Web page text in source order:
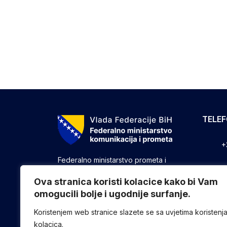
Ova stranica koristi kolacice kako bi Vam
omogucili bolje i ugodnije surfanje.
Koristenjem web stranice slazete se sa uvjetima koristenja
kolacica.
Federalno ministarstvo prometa i
druge poslove utvrđene zakonom koji
se odnose na ostvarivanje nadležnosti
Federacije u oblasti prometa i
komunikacija.